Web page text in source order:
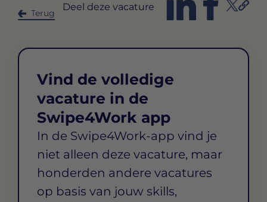
Terug
Deel deze vacature
Vind de volledige
vacature in de
Swipe4Work app
In de Swipe4Work-app vind je
niet alleen deze vacature, maar
honderden andere vacatures
op basis van jouw skills,